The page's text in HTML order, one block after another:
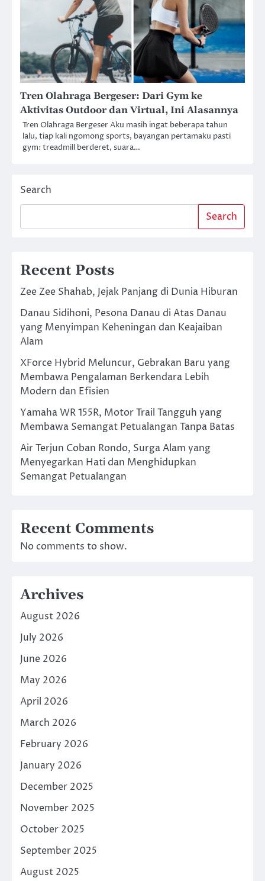
Tren Olahraga Bergeser: Dari Gym ke
Aktivitas Outdoor dan Virtual, Ini Alasannya
Tren Olahraga Bergeser Aku masih ingat beberapa tahun
lalu, tiap kali ngomong sports, bayangan pertamaku pasti
gym: treadmill berderet, suara…
Search
Search
Recent Posts
Zee Zee Shahab, Jejak Panjang di Dunia Hiburan
Danau Sidihoni, Pesona Danau di Atas Danau
yang Menyimpan Keheningan dan Keajaiban
Alam
XForce Hybrid Meluncur, Gebrakan Baru yang
Membawa Pengalaman Berkendara Lebih
Modern dan Efisien
Yamaha WR 155R, Motor Trail Tangguh yang
Membawa Semangat Petualangan Tanpa Batas
Air Terjun Coban Rondo, Surga Alam yang
Menyegarkan Hati dan Menghidupkan
Semangat Petualangan
Recent Comments
No comments to show.
Archives
August 2026
July 2026
June 2026
May 2026
April 2026
March 2026
February 2026
January 2026
December 2025
November 2025
October 2025
September 2025
August 2025